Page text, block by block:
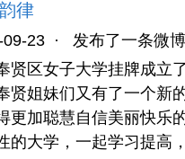
律
23 ·
发布了一条微博
贤区女子大学挂牌成立
贤姐妹们又有了一个新
更加聪慧自信美丽快乐
的大学，一起学习提高